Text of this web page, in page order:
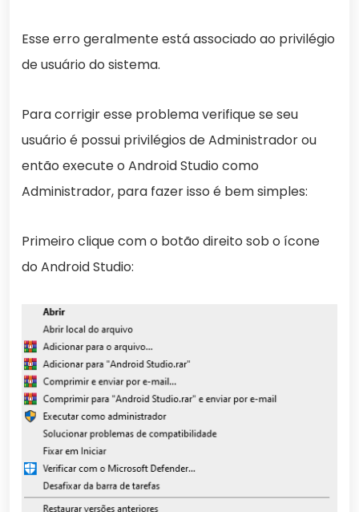
Esse erro geralmente está associado ao privilégio
de usuário do sistema.
Para corrigir esse problema verifique se seu
usuário é possui privilégios de Administrador ou
então execute o Android Studio como
Administrador, para fazer isso é bem simples:
Primeiro clique com o botão direito sob o ícone
do Android Studio: